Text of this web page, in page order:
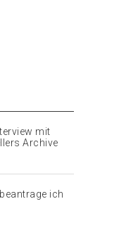
mit
Archive
ich